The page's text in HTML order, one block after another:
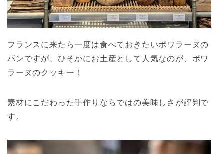
フランスに来たら一度は食べておきたいポワラーヌの
パンですが、ひそかにお土産として人気なのが、ポワ
ラーヌのクッキー！
素材にこだわった手作りならではの美味しさが評判で
す。